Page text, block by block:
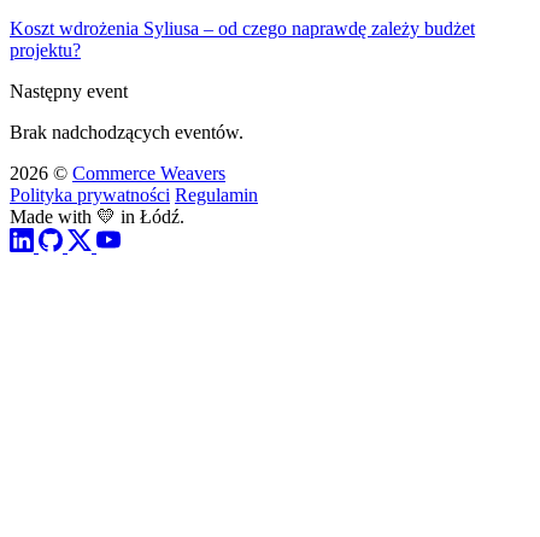
Koszt wdrożenia Syliusa – od czego naprawdę zależy budżet
projektu?
Następny event
Brak nadchodzących eventów.
2026 © Commerce Weavers
Polityka prywatności Regulamin
Made with 💛 in Łódź.